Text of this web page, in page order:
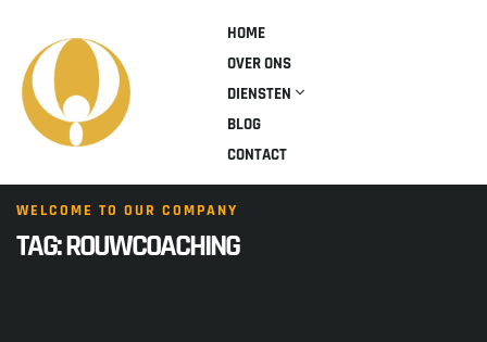
HOME
OVER ONS
DIENSTEN
BLOG
CONTACT
WELCOME TO OUR COMPANY
TAG:ROUWCOACHING